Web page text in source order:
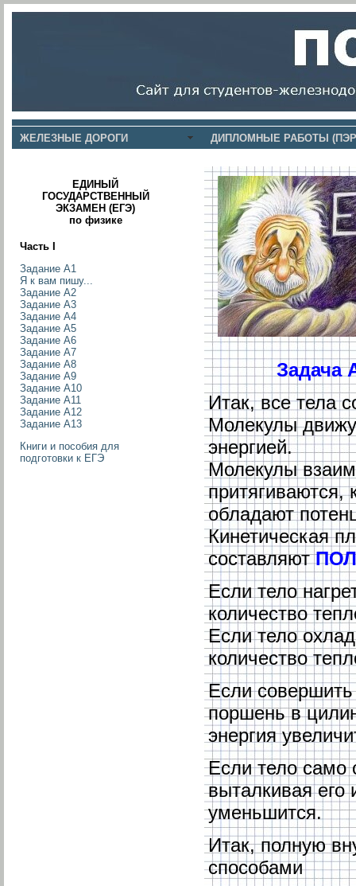
ЖЕЛЕЗНЫЕ ДОРОГИ ДИПЛОМНЫЕ РАБОТЫ
Задача
Итак, все тела
Молекулы
энергией.
Молекулы
притягиваются,
обладают
Кинетическая
составляют
Если тело
количество
Если тело
количество
Если
поршень в
энергия
Если тело само
выталкивая его
уменьшится.
Итак, полную
способами
ЕДИНЫЙ
ГОСУДАРСТВЕННЫЙ
ЭКЗАМЕН (ЕГЭ)
по физике
Часть I
Задание А1
Я к вам пишу...
Задание А2
Задание А3
Задание А4
Задание А5
Задание А6
Задание А7
Задание А8
Задание А9
Задание А10
Задание А11
Задание А12
Задание А13
Книги и пособия для
подготовки к ЕГЭ